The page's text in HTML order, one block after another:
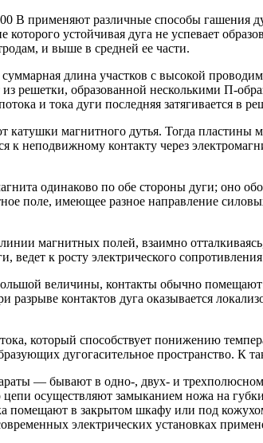
В применяют различные способы гашения
устойчивая дуга не успевает
и выше в средней ее части.
длина участков с высокой
из решетки, образованной несколькими П-
и тока дуги последняя затягивается в
катушки магнитного дутья. Тогда
к неподвижному контакту через
одинаково по обе стороны дуги; оно
поле, имеющее разное направление
магнитных полей, взаимно
ведет к росту электрического
величины, контакты обычно
контактов дуга оказывается
который способствует понижению
дугогасительное пространство. К
— бывают в одно-, двух- и
осуществляют замыканием ножа на
помещают в закрытом шкафу или под
электрических установках